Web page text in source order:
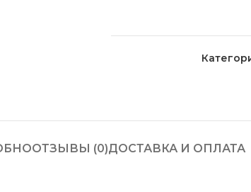
ОТЗЫВЫ (0)ДОСТАВКА И ОПЛАТА